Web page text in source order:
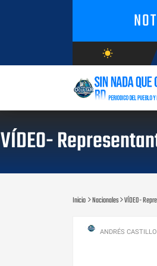
wb_sunny
AGOSTO/7/2026
VÍDEO-
Inicio Nacionales VÍDEO-
ANDRÉS CASTILLO